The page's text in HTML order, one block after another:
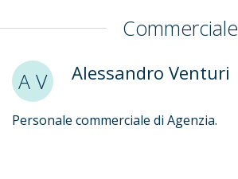
Commerciale
A V
Alessandro Venturi
Personale commerciale di Agenzia.